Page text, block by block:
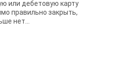
или дебетовую карту
правильно закрыть,
нет...